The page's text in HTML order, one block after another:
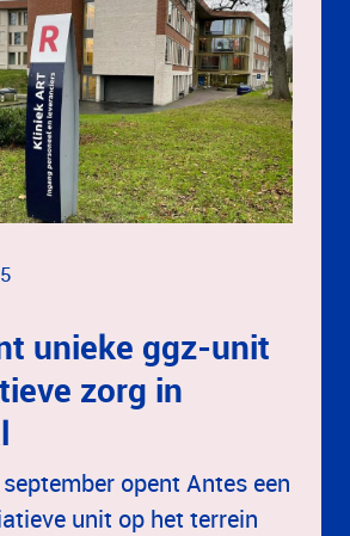
unieke ggz-unit
zorg in
opent Antes een
unit op het terrein